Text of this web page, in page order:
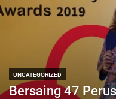
UNCATEGORIZED
Bersaing 47